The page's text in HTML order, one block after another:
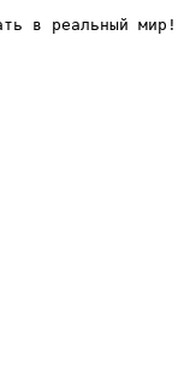
в реальный мир!